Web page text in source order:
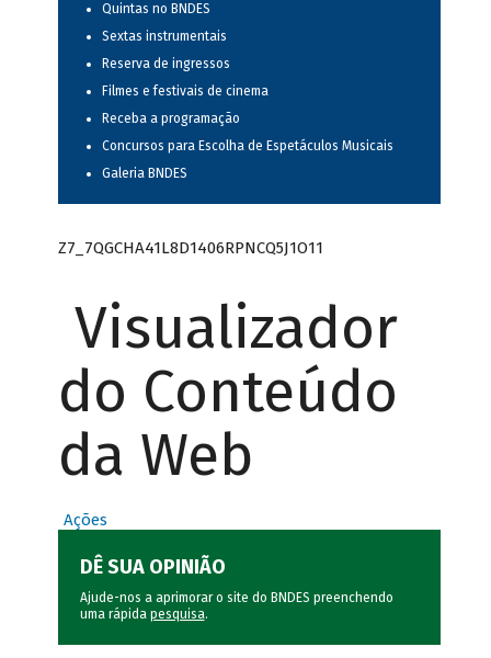
Quintas no BNDES
Sextas instrumentais
Reserva de ingressos
Filmes e festivais de cinema
Receba a programação
Concursos para Escolha de Espetáculos Musicais
Galeria BNDES
Z7_7QGCHA41L8D1406RPNCQ5J1O11
Visualizador
do Conteúdo
da Web
Ações
DÊ SUA OPINIÃO
Ajude-nos a aprimorar o site do BNDES preenchendo
uma rápida pesquisa.